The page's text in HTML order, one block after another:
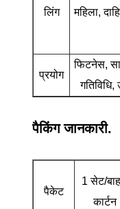
लिंग महिला,
प्रयोग
फिटनेस,
गतिविधि,
पैकिंग जानकारी.
पैकेट
1 सेट/
कार्टन